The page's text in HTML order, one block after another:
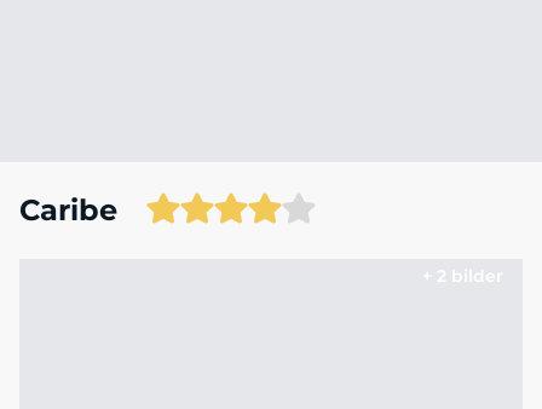
Caribe
+ 2 bilder